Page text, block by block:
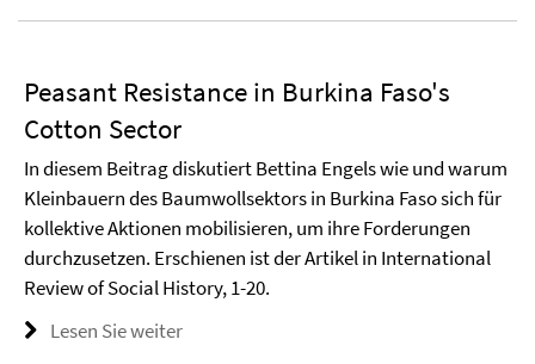
Peasant Resistance in Burkina Faso's
Cotton Sector
In diesem Beitrag diskutiert Bettina Engels wie und warum
Kleinbauern des Baumwollsektors in Burkina Faso sich für
kollektive Aktionen mobilisieren, um ihre Forderungen
durchzusetzen. Erschienen ist der Artikel in International
Review of Social History, 1-20.
Lesen Sie weiter